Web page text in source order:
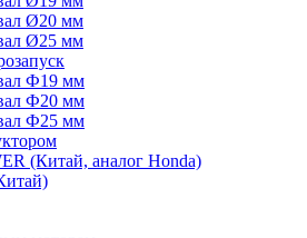
Ø20 мм
Ø25 мм
Ф19 мм
Ф20 мм
Ф25 мм
(Китай, аналог Honda)